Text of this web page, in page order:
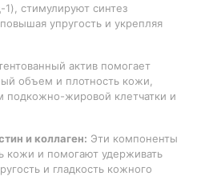
стимулируют синтез
упругость и укрепляя
актив помогает
объем и плотность кожи,
подкожно-жировой клетчатки и
и коллаген: Эти компоненты
кожи и помогают удерживать
и гладкость кожного